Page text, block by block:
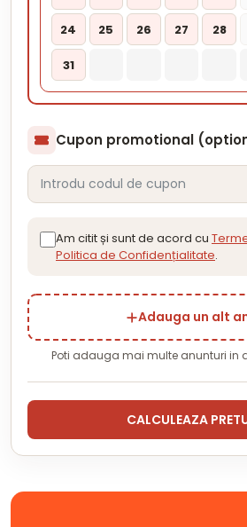
24 25 26 27 28
31
Cupon promotional
Am citit și sunt de acord cu
Politica de Confidențialitate.
Adauga un alt
Poti adauga mai multe anunturi in
CALCULEAZA